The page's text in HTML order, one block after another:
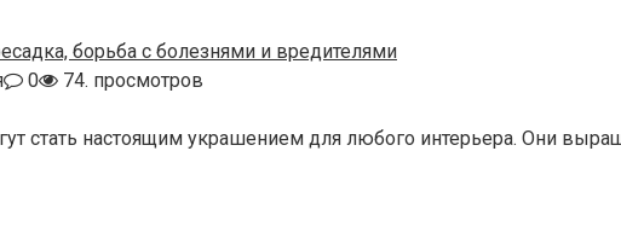
борьба с болезнями и вредителями
0 74. просмотров
стать настоящим украшением для любого интерьера. Они